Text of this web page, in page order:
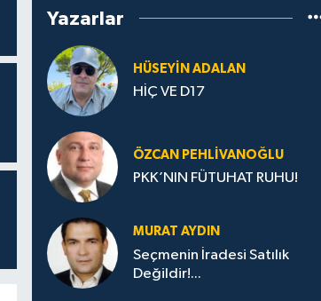
Yazarlar
HÜSEYIN ADALAN
HİÇ VE D17
ÖZCAN PEHLIVANOĞLU
PKK’NIN FÜTUHAT RUHU!
MURAT AYDIN
Seçmenin İradesi Satılık
Değildir!...